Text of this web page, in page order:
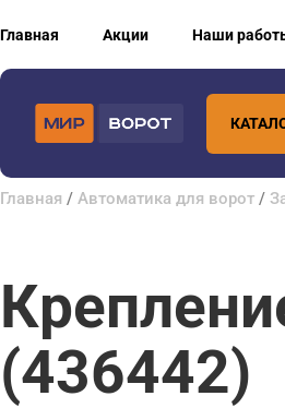
Главная Акции Наши
Главная / Автоматика для ворот /
(436442)